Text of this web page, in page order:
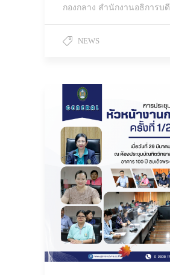
กองกลาง สำนักงานอธิการบดี
NEWS